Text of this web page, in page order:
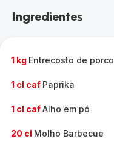
Ingredientes
1 kg Entrecosto de porco
1 cl caf Paprika
1 cl cafAlho em pó
20 cl Molho Barbecue